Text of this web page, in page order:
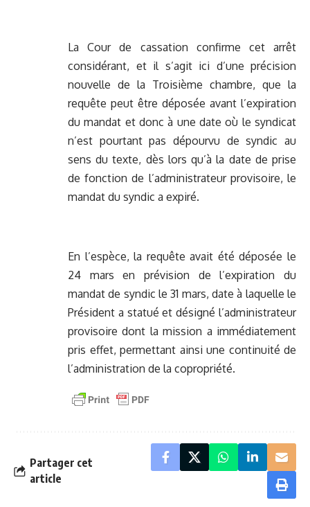
La Cour de cassation confirme cet arrêt
considérant, et il s’agit ici d’une précision
nouvelle de la Troisième chambre, que la
requête peut être déposée avant l’expiration
du mandat et donc à une date où le syndicat
n’est pourtant pas dépourvu de syndic au
sens du texte, dès lors qu’à la date de prise
de fonction de l’administrateur provisoire, le
mandat du syndic a expiré.
En l’espèce, la requête avait été déposée le
24 mars en prévision de l’expiration du
mandat de syndic le 31 mars, date à laquelle le
Président a statué et désigné l’administrateur
provisoire dont la mission a immédiatement
pris effet, permettant ainsi une continuité de
l’administration de la copropriété.
Partager cet
article